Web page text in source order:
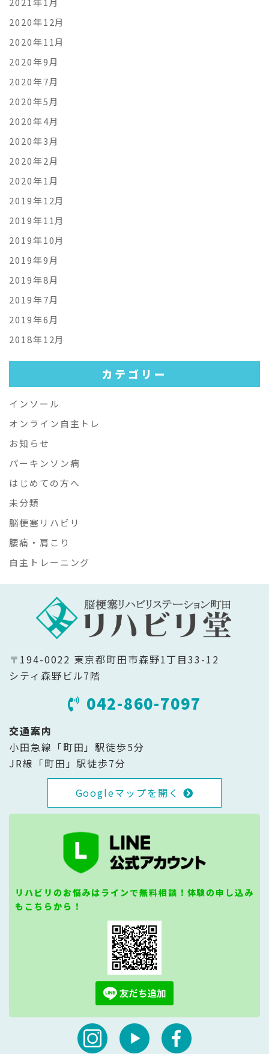
2020年12月
2020年11月
2020年9月
2020年7月
2020年5月
2020年4月
2020年3月
2020年2月
2020年1月
2019年12月
2019年11月
2019年10月
2019年9月
2019年8月
2019年7月
2019年6月
2018年12月
カテゴリー
インソール
オンライン自主トレ
お知らせ
パーキンソン病
はじめての方へ
未分類
脳梗塞リハビリ
腰痛・肩こり
自主トレーニング
〒194-0022 東京都町田市森野1丁目33-12
シティ森野ビル7階
042-860-7097
交通案内
小田急線「町田」駅徒歩5分
JR線「町田」駅徒歩7分
Googleマップを開く
リハビリのお悩みはラインで無料相談！体験の申し込み
もこちらから！